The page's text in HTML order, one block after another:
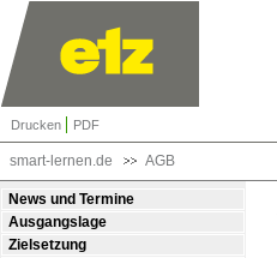
Drucken PDF
smart-lernen.de AGB
News und Termine
Ausgangslage
Zielsetzung